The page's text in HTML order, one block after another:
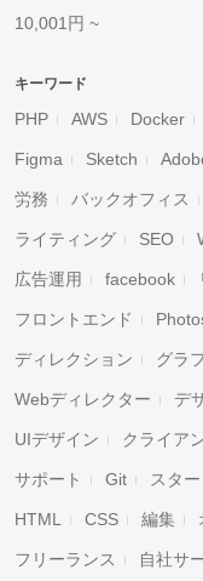
10,001円 ~
キーワード
PHP AWS Docker
Figma Sketch
労務 バックオフィス
ライティング SEO
広告運用 facebook
フロントエンド
ディレクション グラ
Webディレクター デ
UIデザイン クライア
サポート Git スタ
HTML CSS 編集
フリーランス 自社サ